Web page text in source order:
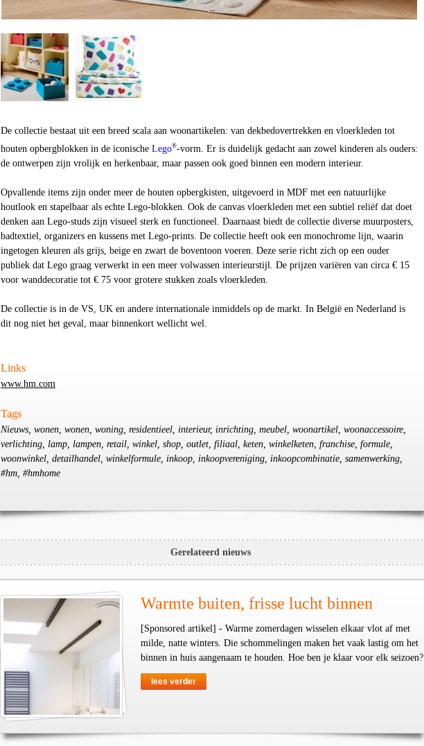
De collectie bestaat uit een breed scala aan woonartikelen: van dekbedovertrekken en vloerkleden tot
houten opbergblokken in de iconische Lego®-vorm. Er is duidelijk gedacht aan zowel kinderen als ouders:
de ontwerpen zijn vrolijk en herkenbaar, maar passen ook goed binnen een modern interieur.
Opvallende items zijn onder meer de houten opbergkisten, uitgevoerd in MDF met een natuurlijke
houtlook en stapelbaar als echte Lego-blokken. Ook de canvas vloerkleden met een subtiel reliëf dat doet
denken aan Lego-studs zijn visueel sterk en functioneel. Daarnaast biedt de collectie diverse muurposters,
badtextiel, organizers en kussens met Lego-prints. De collectie heeft ook een monochrome lijn, waarin
ingetogen kleuren als grijs, beige en zwart de boventoon voeren. Deze serie richt zich op een ouder
publiek dat Lego graag verwerkt in een meer volwassen interieurstijl. De prijzen variëren van circa € 15
voor wanddecoratie tot € 75 voor grotere stukken zoals vloerkleden.
De collectie is in de VS, UK en andere internationale inmiddels op de markt. In België en Nederland is
dit nog niet het geval, maar binnenkort wellicht wel.
Links
www.hm.com
Tags
Nieuws, wonen, wonen, woning, residentieel, interieur, inrichting, meubel, woonartikel, woonaccessoire,
verlichting, lamp, lampen, retail, winkel, shop, outlet, filiaal, keten, winkelketen, franchise, formule,
woonwinkel, detailhandel, winkelformule, inkoop, inkoopvereniging, inkoopcombinatie, samenwerking,
#hm, #hmhome
Gerelateerd nieuws
Warmte buiten, frisse lucht binnen
[Sponsored artikel] - Warme zomerdagen wisselen elkaar vlot af met
milde, natte winters. Die schommelingen maken het vaak lastig om het
binnen in huis aangenaam te houden. Hoe ben je klaar voor elk seizoen?
lees verder